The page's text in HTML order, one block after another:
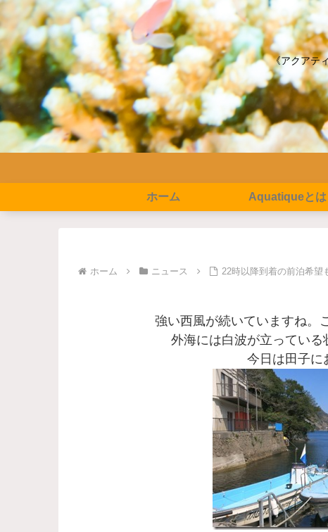
《アクアテ
ホーム Aquatiqueとは
ホーム ニュース 22時以降到着の前泊希望
強い西風が続いていますね。
外海には白波が立っている
今日は田子に